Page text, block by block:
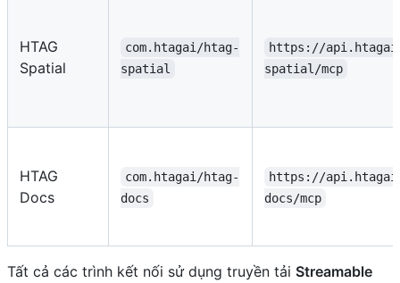
HTAG
Spatial
com.htagai/htag-
spatial
https://
spatial/mcp
HTAG
Docs
com.htagai/htag-
docs
https://
docs/mcp
Tất cả các trình kết nối sử dụng truyền tải Streamable